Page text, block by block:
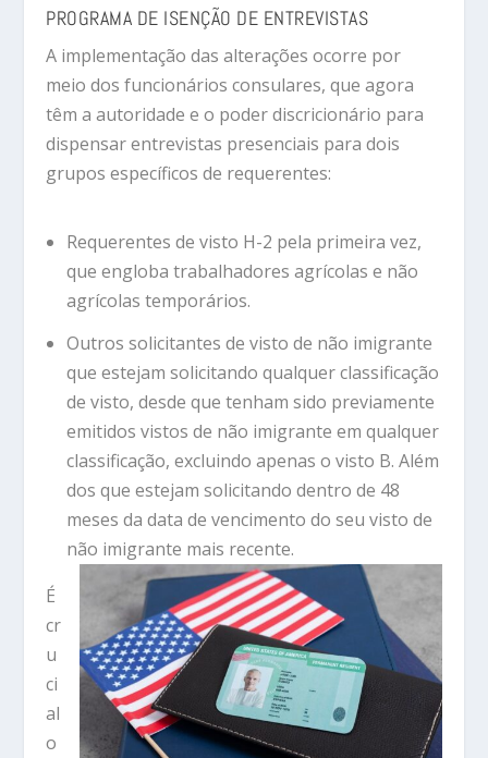
PROGRAMA DE ISENÇÃO DE ENTREVISTAS
A implementação das alterações ocorre por
meio dos funcionários consulares, que agora
têm a autoridade e o poder discricionário para
dispensar entrevistas presenciais para dois
grupos específicos de requerentes:
Requerentes de visto H-2 pela primeira vez,
que engloba trabalhadores agrícolas e não
agrícolas temporários.
Outros solicitantes de visto de não imigrante
que estejam solicitando qualquer classificação
de visto, desde que tenham sido previamente
emitidos vistos de não imigrante em qualquer
classificação, excluindo apenas o visto B. Além
dos que estejam solicitando dentro de 48
meses da data de vencimento do seu visto de
não imigrante mais recente.
É
cr
u
ci
al
o